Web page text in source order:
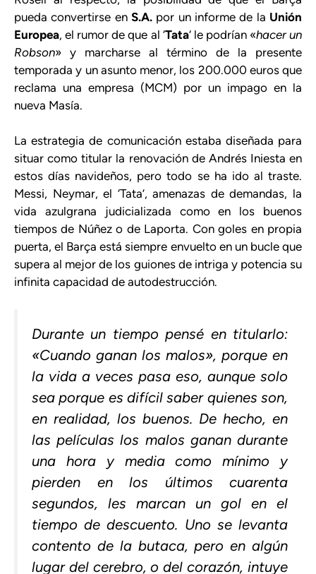
pueda convertirse en S.A. por un informe de la Unión
Europea, el rumor de que al ‘Tata‘ le podrían «hacer un
Robson» y marcharse al término de la presente
temporada y un asunto menor, los 200.000 euros que
reclama una empresa (MCM) por un impago en la
nueva Masía.
La estrategia de comunicación estaba diseñada para
situar como titular la renovación de Andrés Iniesta en
estos días navideños, pero todo se ha ido al traste.
Messi, Neymar, el ‘Tata’, amenazas de demandas, la
vida azulgrana judicializada como en los buenos
tiempos de Núñez o de Laporta. Con goles en propia
puerta, el Barça está siempre envuelto en un bucle que
supera al mejor de los guiones de intriga y potencia su
infinita capacidad de autodestrucción.
Durante un tiempo pensé en titularlo:
«Cuando ganan los malos», porque en
la vida a veces pasa eso, aunque solo
sea porque es difícil saber quienes son,
en realidad, los buenos. De hecho, en
las películas los malos ganan durante
una hora y media como mínimo y
pierden en los últimos cuarenta
segundos, les marcan un gol en el
tiempo de descuento. Uno se levanta
contento de la butaca, pero en algún
lugar del cerebro, o del corazón, intuye